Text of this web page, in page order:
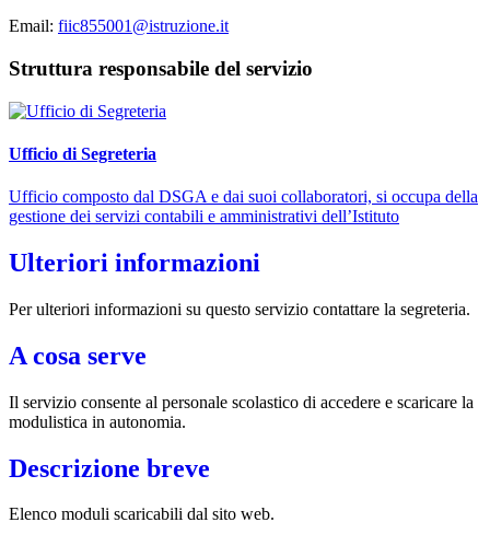
Email: fiic855001@istruzione.it
Struttura responsabile del servizio
Ufficio di Segreteria
Ufficio composto dal DSGA e dai suoi collaboratori, si occupa della
gestione dei servizi contabili e amministrativi dell’Istituto
Ulteriori informazioni
Per ulteriori informazioni su questo servizio contattare la segreteria.
A cosa serve
Il servizio consente al personale scolastico di accedere e scaricare la
modulistica in autonomia.
Descrizione breve
Elenco moduli scaricabili dal sito web.